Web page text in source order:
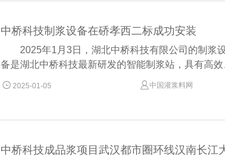
中桥科技制浆设备在硚孝西二标成功安装
2025年1月3日，湖北中桥科技有限公司的制浆
备是湖北中桥科技最新研发的智能制浆站，具有高
 2025-01-05  中国灌浆料网
中桥科技成品浆项目武汉都市圈环线汉南长江